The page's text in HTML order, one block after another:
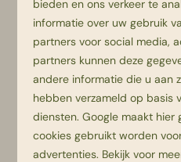
Als je succesvol wordt
poortje automatisch open
doorlopen. Je gezicht is
je nooit meer jouw
Data en systeem
We werken voor
bieden en ons verkeer te
informatie over uw gebruik
partners voor social media,
partners kunnen deze
andere informatie die u aan
hebben verzameld op basis
diensten.Google maakt hier
cookies gebruikt worden
advertenties. Bekijk voor